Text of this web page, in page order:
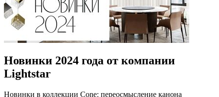
Новинки 2024 года от компании
Lightstar
Новинки в коллекции Cone: переосмысление канона